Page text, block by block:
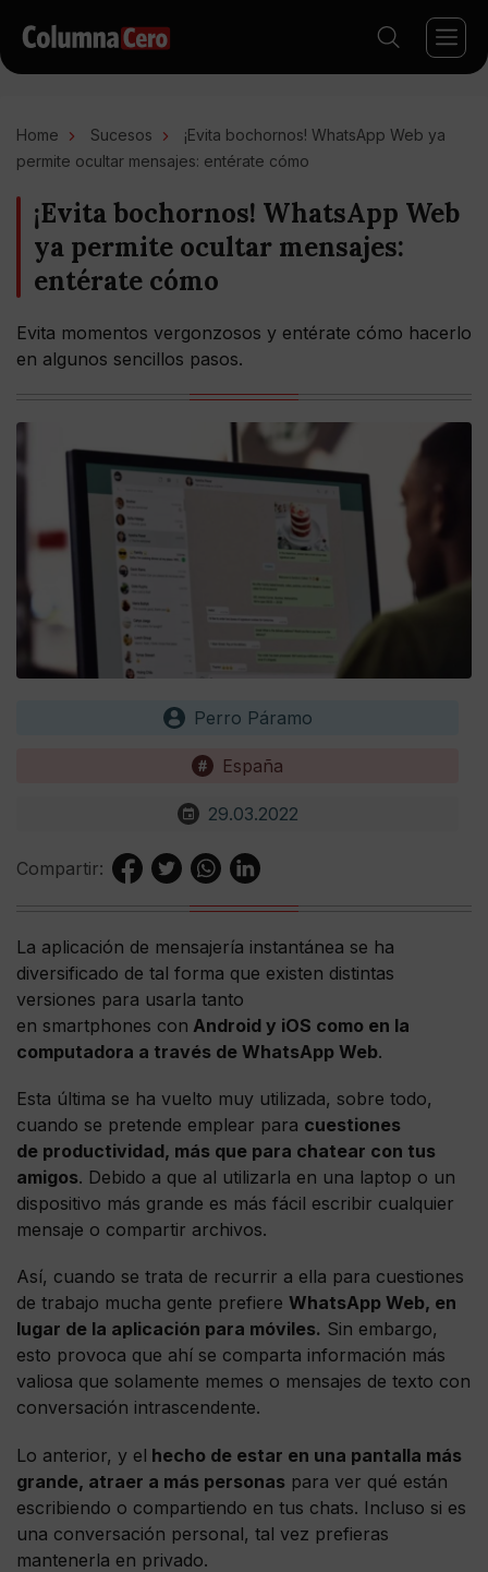
Home Sucesos
¡Evita bochornos! WhatsApp Web ya
permite ocultar mensajes: entérate cómo
¡Evita bochornos! WhatsApp Web
ya permite ocultar mensajes:
entérate cómo
Evita momentos vergonzosos y entérate cómo hacerlo
en algunos sencillos pasos.
Perro Páramo
España
29.03.2022
Compartir:
La aplicación de mensajería instantánea se ha
diversificado de tal forma que existen distintas
versiones para usarla tanto
en smartphones con Android y iOS como en la
computadora a través de WhatsApp Web.
Esta última se ha vuelto muy utilizada, sobre todo,
cuando se pretende emplear para cuestiones
de productividad, más que para chatear con tus
amigos. Debido a que al utilizarla en una laptop o un
dispositivo más grande es más fácil escribir cualquier
mensaje o compartir archivos.
Así, cuando se trata de recurrir a ella para cuestiones
de trabajo mucha gente prefiere WhatsApp Web, en
lugar de la aplicación para móviles. Sin embargo,
esto provoca que ahí se comparta información más
valiosa que solamente memes o mensajes de texto con
conversación intrascendente.
Lo anterior, y el hecho de estar en una pantalla más
grande, atraer a más personas para ver qué están
escribiendo o compartiendo en tus chats. Incluso si es
una conversación personal, tal vez prefieras
mantenerla en privado.